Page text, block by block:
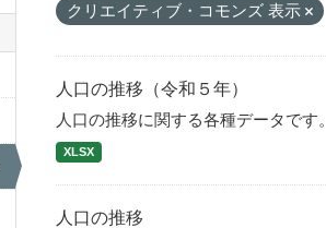
クリエイティブ・コモンズ 表示
人口の推移（令和５年）
人口の推移に関する各種データです。
XLSX
人口の推移